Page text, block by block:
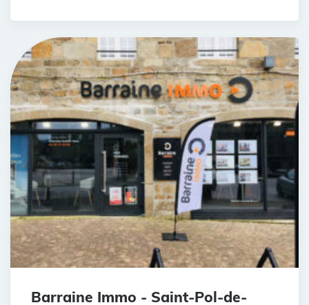
Barraine Immo - Saint-Pol-de-